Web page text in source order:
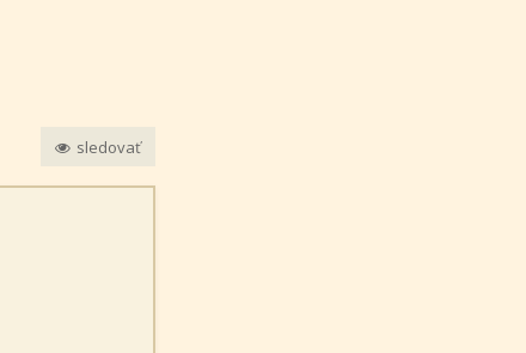
sledovať